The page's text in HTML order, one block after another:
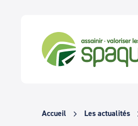
Accueil Les actualités